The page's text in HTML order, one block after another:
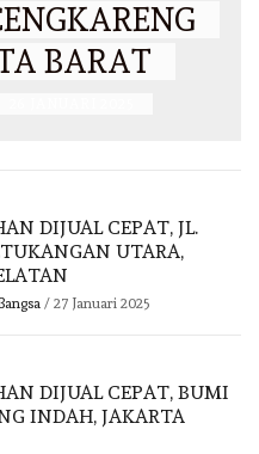
BARAT
DIJUAL CEPAT, JL.
UTARA,
/ 27 Januari 2025
DIJUAL CEPAT, BUMI
INDAH, JAKARTA